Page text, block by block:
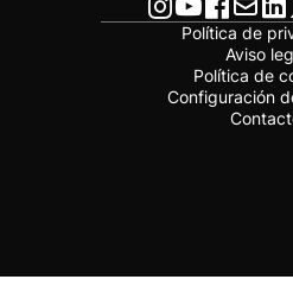
Política de
Aviso
Política de
Configuración